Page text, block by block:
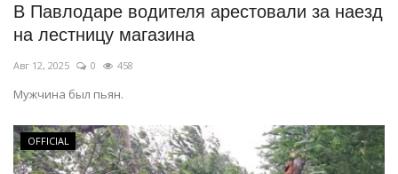
В Павлодаре водителя арестовали за наезд
на лестницу магазина
Авг 12, 2025 0 458
Мужчина был пьян.
OFFICIAL